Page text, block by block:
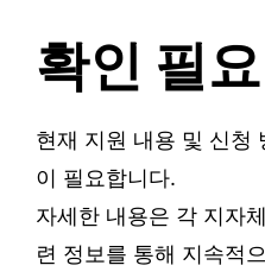
확인 필요
현재 지원 내용 및 신청
이 필요합니다.
자세한 내용은 각 지자
련 정보를 통해 지속적